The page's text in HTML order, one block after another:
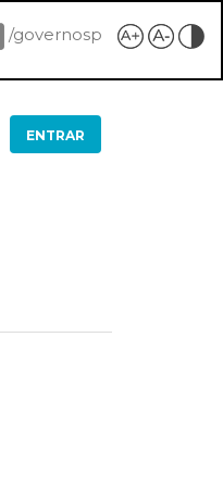
/governosp
ENTRAR